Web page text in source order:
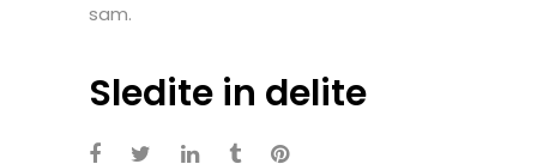
sam.
Sledite in delite